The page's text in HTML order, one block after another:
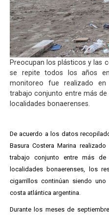
Preocupan los plásticos y las
se repite todos los años
monitoreo fue realizado
trabajo conjunto entre más
localidades bonaerenses.
De acuerdo a los datos
Basura Costera Marina
trabajo conjunto entre más
localidades bonaerenses, los
cigarrillos continúan siendo
costa atlántica argentina.
Durante los meses de